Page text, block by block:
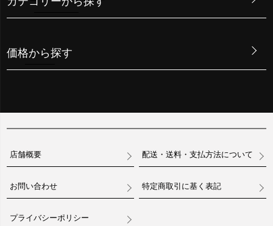
価格から探す
店舗概要 配送・送料・支払方法について
お問い合わせ 特定商取引に基く表記
プライバシーポリシー